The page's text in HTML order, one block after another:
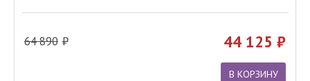
64 890 44 125
В КОРЗИНУ